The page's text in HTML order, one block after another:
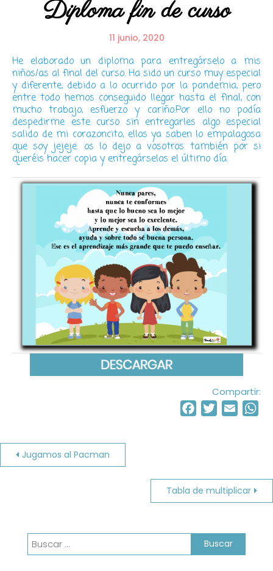
Diploma fin de curso
11 junio, 2020
He elaborado un diploma para entregárselo a mis
niños/as al final del curso. Ha sido un curso muy especial
y diferente, debido a lo ocurrido por la pandemia, pero
entre todo hemos conseguido llegar hasta el final, con
mucho trabajo, esfuerzo y cariño.Por ello no podía
despedirme este curso sin entregarles algo especial
salido de mi corazoncito, ellos ya saben lo empalagosa
que soy jejeje. os lo dejo a vosotros también por si
queréis hacer copia y entregárselos el último día.
Compartir:
Facebook
TwitterEmail
Navegación
Jugamos al Pacman
Tabla de multiplicar
Buscar: